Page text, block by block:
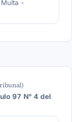
-
97 N° 4 del